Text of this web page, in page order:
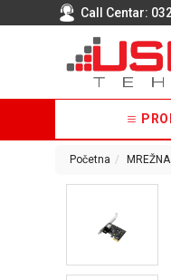
Call Centar:
Početna